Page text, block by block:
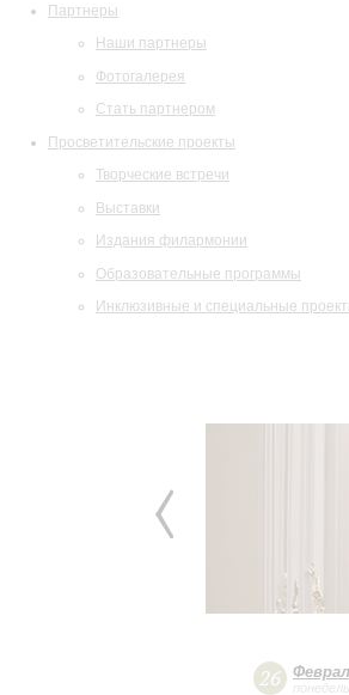
Партнеры
Наши партнеры
Фотогалерея
Стать партнером
Просветительские проекты
Творческие встречи
Выставки
Издания филармонии
Образовательные программы
Инклюзивные и специальные
26